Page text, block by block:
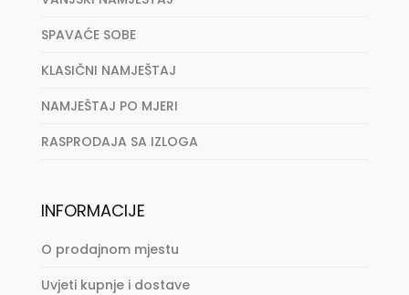
SPAVAĆE SOBE
KLASIČNI NAMJEŠTAJ
NAMJEŠTAJ PO MJERI
RASPRODAJA SA IZLOGA
INFORMACIJE
O prodajnom mjestu
Uvjeti kupnje i dostave